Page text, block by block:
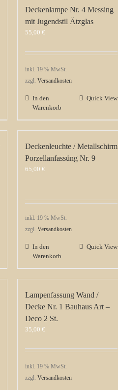
Deckenlampe Nr. 4 Messing
mit Jugendstil Ätzglas
55,00 €
inkl. 19 % MwSt.
zzgl. Versandkosten
In den
Warenkorb
Quick View
Deckenleuchte / Metallschirm
Porzellanfassüng Nr. 9
65,00 €
inkl. 19 % MwSt.
zzgl. Versandkosten
In den
Warenkorb
Quick View
Lampenfassung Wand /
Decke Nr. 1 Bauhaus Art –
Deco 2 St.
35,00 €
inkl. 19 % MwSt.
zzgl. Versandkosten